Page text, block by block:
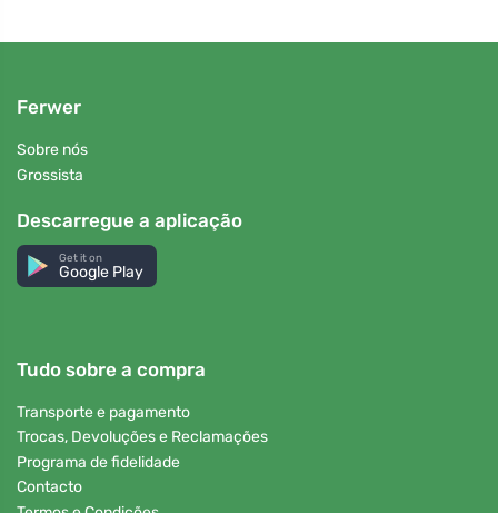
Ferwer
Sobre nós
Grossista
Descarregue a aplicação
Get it on
Google Play
Tudo sobre a compra
Transporte e pagamento
Trocas, Devoluções e Reclamações
Programa de fidelidade
Contacto